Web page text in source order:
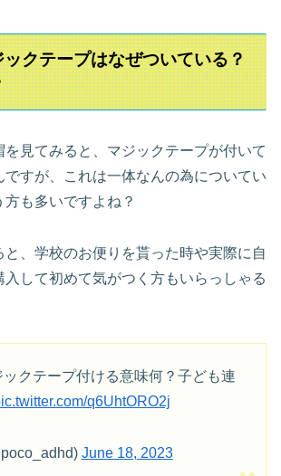
クテープはなぜついている？
見てみると、マジックテープが付いて
ですが、これは一体なんの為についてい
も多いですよね？
と、学校のお便りを貰った時や実際に自
して初めて気がつく方もいらっしゃる
クテープ付ける意味何？子ども連
q6UhtORO2j
June 18, 2023